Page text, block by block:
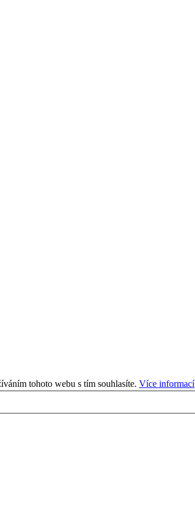
tohoto webu s tím souhlasíte. Více informací